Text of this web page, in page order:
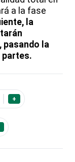
a la fase
la
pasando la
partes.
+